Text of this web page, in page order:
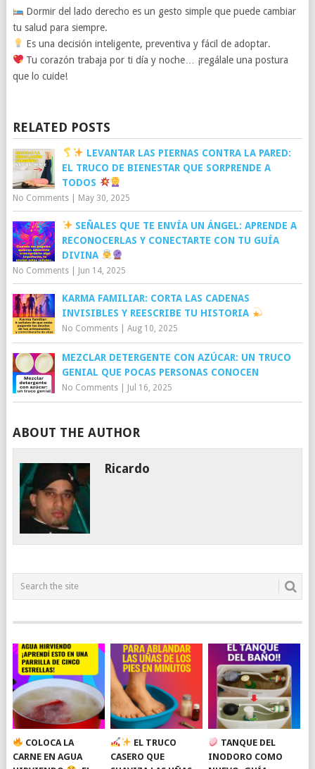
Dormir del lado derecho es un gesto simple que puede cambiar
tu salud para siempre.
Es una decisión inteligente, preventiva y fácil de adoptar.
Tu corazón trabaja por ti día y noche… ¡regálale una postura
que lo cuide!
RELATED POSTS
LEVANTAR LAS PIERNAS CONTRA LA PARED:
EL TRUCO DE BIENESTAR QUE SORPRENDE A
TODOS
No Comments| May 30, 2025
SEÑALES QUE TE ENVÍA UN ÁNGEL: APRENDE A
RECONOCERLAS Y CONECTARTE CON TU GUÍA
DIVINA
No Comments| Jun 14, 2025
KARMA FAMILIAR: CORTA LAS CADENAS
INVISIBLES Y REESCRIBE TU HISTORIA
No Comments| Aug 10, 2025
MEZCLAR DETERGENTE CON AZÚCAR: UN TRUCO
GENIAL QUE POCAS PERSONAS CONOCEN
No Comments| Jul 16, 2025
ABOUT THE AUTHOR
Ricardo
COLOCA LA
CARNE EN AGUA
EL TRUCO
CASERO QUE
TANQUE DEL
INODORO COMO